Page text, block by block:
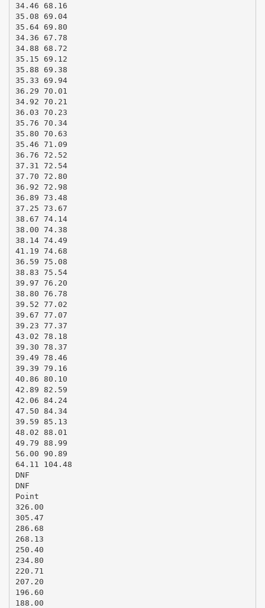
34.46 68.16
35.08 69.04
35.64 69.80
34.36 67.78
34.88 68.72
35.15 69.12
35.88 69.38
35.33 69.94
36.29 70.01
34.92 70.21
36.03 70.23
35.76 70.34
35.80 70.63
35.46 71.09
36.76 72.52
37.31 72.54
37.70 72.80
36.92 72.98
36.89 73.48
37.25 73.67
38.67 74.14
38.00 74.38
38.14 74.49
41.19 74.68
36.59 75.08
38.83 75.54
39.97 76.20
38.80 76.78
39.52 77.02
39.67 77.07
39.23 77.37
43.02 78.18
39.30 78.37
39.49 78.46
39.39 79.16
40.86 80.10
42.89 82.59
42.06 84.24
47.50 84.34
39.59 85.13
48.02 88.01
49.79 88.99
56.00 90.89
64.11 104.48
DNF
DNF
Point
326.00
305.47
286.68
268.13
250.40
234.80
220.71
207.20
196.60
188.00